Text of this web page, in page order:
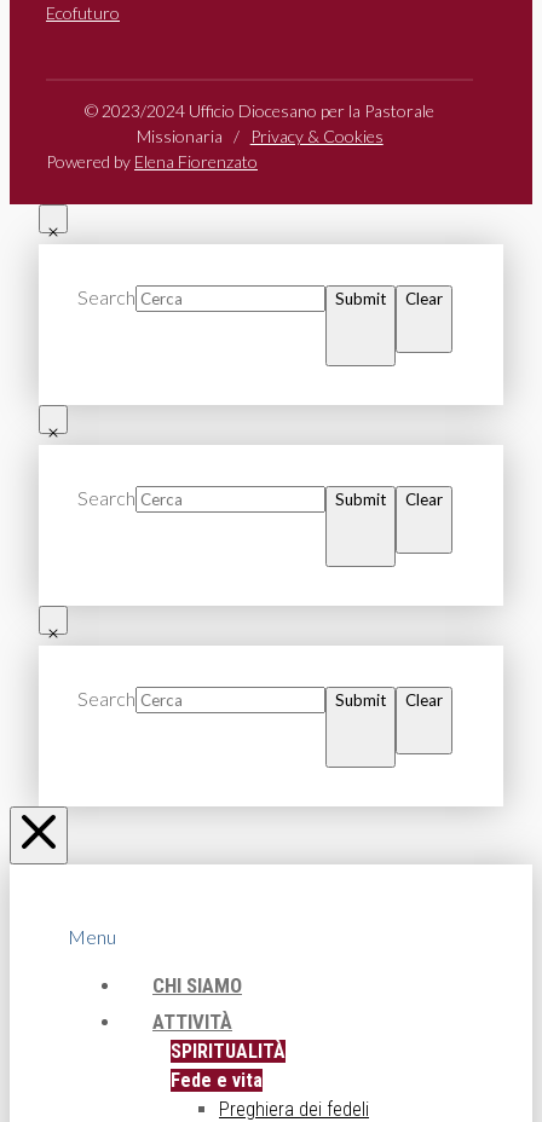
Ecofuturo
© 2023/2024 Ufficio Diocesano per la Pastorale
Missionaria /
Privacy & Cookies
Powered by Elena Fiorenzato
Search Submit Clear
Search Submit Clear
Search Submit Clear
Menu
CHI SIAMO
ATTIVITÀ
SPIRITUALITÀ
Fede e vita
Preghiera dei fedeli